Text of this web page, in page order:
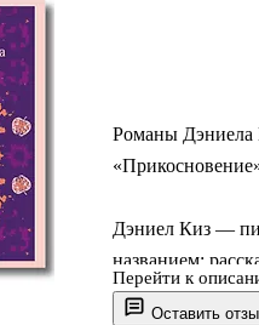
Оставить
Романы Дэниела
Дэниел Киз —
названием:
получил самые
Перейти к